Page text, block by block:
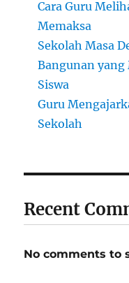
Cara Guru
Memaksa
Sekolah Masa
Bangunan
Siswa
Guru
Sekolah
Recent
No comments to